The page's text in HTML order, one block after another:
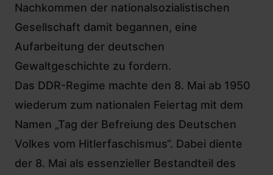
Nachkommen der nationalsozialistischen
Gesellschaft damit begannen, eine
Aufarbeitung der deutschen
Gewaltgeschichte zu fordern.
Das DDR-Regime machte den 8. Mai ab 1950
wiederum zum nationalen Feiertag mit dem
Namen „Tag der Befreiung des Deutschen
Volkes vom Hitlerfaschismus“. Dabei diente
der 8. Mai als essenzieller Bestandteil des